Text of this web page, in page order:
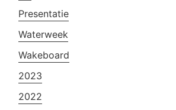
Presentatie
Waterweek
Wakeboard
2023
2022